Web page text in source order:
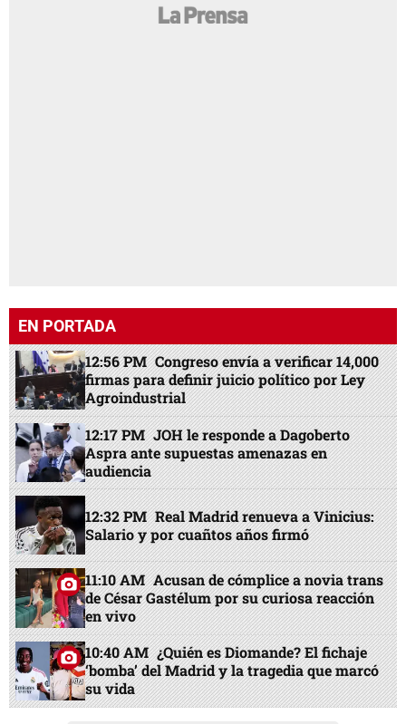
EN PORTADA
12:56 PM Congreso envía a verificar 14,000
firmas para definir juicio político por Ley
Agroindustrial
12:17 PM JOH le responde a Dagoberto
Aspra ante supuestas amenazas en
audiencia
12:32 PM Real Madrid renueva a Vinicius:
Salario y por cuañtos años firmó
11:10 AM Acusan de cómplice a novia trans
de César Gastélum por su curiosa reacción
en vivo
10:40 AM ¿Quién es Diomande? El fichaje
‘bomba’ del Madrid y la tragedia que marcó
su vida